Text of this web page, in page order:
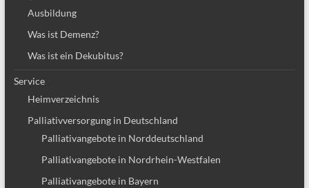
Ausbildung
Was ist Demenz?
Was ist ein Dekubitus?
Service
Heimverzeichnis
Palliativversorgung in Deutschland
Palliativangebote in Norddeutschland
Palliativangebote in Nordrhein-Westfalen
Palliativangebote in Bayern